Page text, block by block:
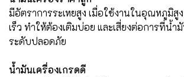
มีอัตราการระเหยสูง เมื่อใช้งานในอุณหภูมิสู
เร็ว ทำให้ต้องเติมบ่อย และเสี่ยงต่อการที่น้ำ
ระดับปลอดภัย
น้ำมันเครื่องเกรดดี